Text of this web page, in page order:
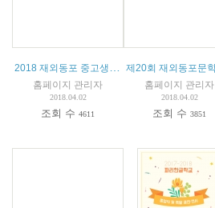
2018 재외동포 중고생 및 대학생 모국연수 참가자 모집 공고
홈페이지 관리자
2018.04.02
조회 수4611
홈페이지 관리자
2018.04.02
조회 수3851